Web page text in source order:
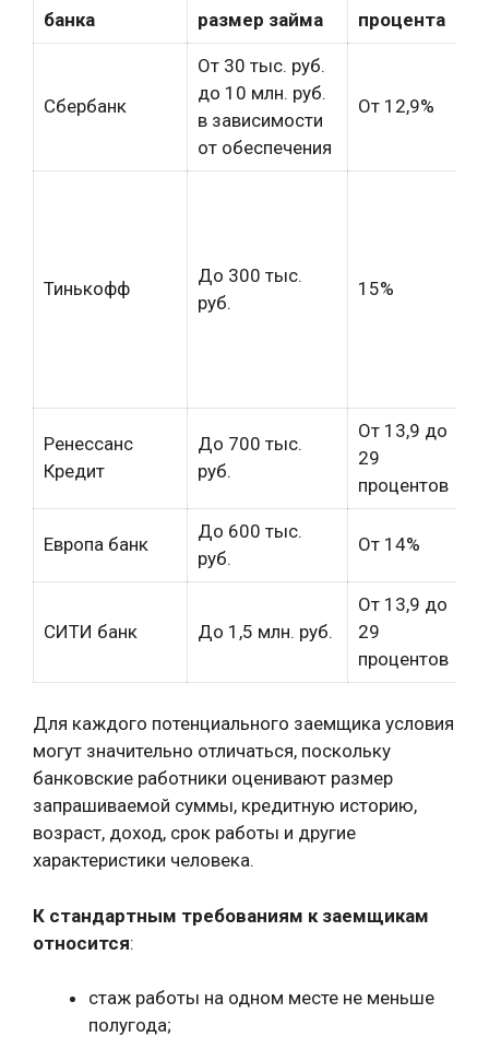
банка
размер займа
процента
Сбербанк
От 30 тыс. руб.
до 10 млн. руб.
в зависимости
от обеспечения
От 12,9%
Тинькофф
До 300 тыс.
руб.
15%
Ренессанс
Кредит
До 700 тыс.
руб.
От 13,9 до
29
процентов
Европа банк
До 600 тыс.
руб.
От 14%
СИТИ банк До 1,5 млн. руб.
От 13,9 до
29
процентов
Для каждого потенциального заемщика условия
могут значительно отличаться, поскольку
банковские работники оценивают размер
запрашиваемой суммы, кредитную историю,
возраст, доход, срок работы и другие
характеристики человека.
К стандартным требованиям к заемщикам
относится:
стаж работы на одном месте не меньше
полугода;